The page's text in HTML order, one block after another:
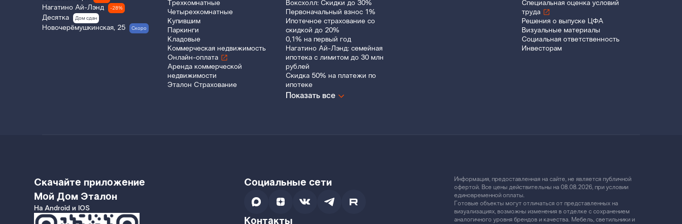
Нагатино Ай-Лэнд -28%
Десятка Дом сдан
Новочерёмушкинская, 25 Скоро
Трехкомнатные
Четырехкомнатные
Купившим
Паркинги
Кладовые
Коммерческая недвижимость
Онлайн-оплата
Аренда коммерческой
недвижимости
Эталон Страхование
Воксхолл: Скидки до 30%
Первоначальный взнос 1%
Ипотечное страхование со
скидкой до 20%
0,1% на первый год
Нагатино Ай-Лэнд: семейная
ипотека с лимитом до 30 млн
рублей
Скидка 50% на платежи по
ипотеке
Показать все
Специальная оценка условий
труда
Решения о выпуске ЦФА
Визуальные материалы
Социальная ответственность
Инвесторам
Скачайте приложение
Мой Дом Эталон
На Android и IOS
Социальные сети
Контакты
Информация, предоставленная на сайте, не является публичной
офертой. Все цены действительны на 08.08.2026, при условии
единовременной оплаты.
Готовые объекты могут отличаться от представленных на
визуализациях, возможны изменения в отделке с сохранением
аналогичного уровня брендов и качества. Мебель, светильники и